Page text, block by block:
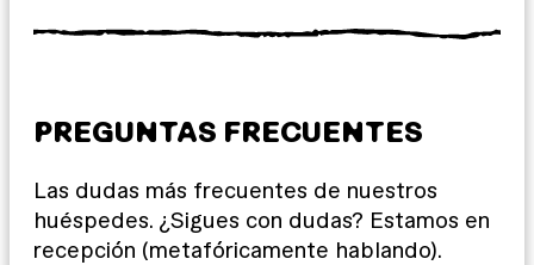
PREGUNTAS FRECUENTES
Las dudas más frecuentes de nuestros
huéspedes. ¿Sigues con dudas? Estamos en
recepción (metafóricamente hablando).